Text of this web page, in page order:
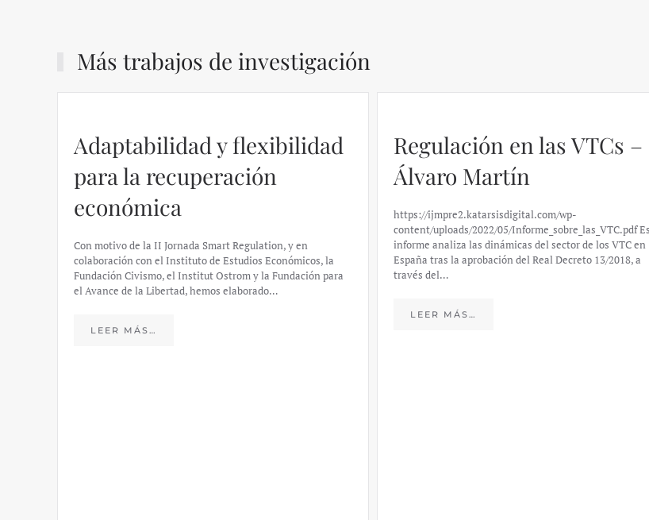
Más trabajos de investigación
Adaptabilidad y flexibilidad
para la recuperación
económica
Con motivo de la II Jornada Smart Regulation, y en
colaboración con el Instituto de Estudios Económicos, la
Fundación Civismo, el Institut Ostrom y la Fundación para
el Avance de la Libertad, hemos elaborado…
LEER MÁS…
Regulación en las VTCs –
Álvaro Martín
https://ijmpre2.katarsisdigital.com/wp-
content/uploads/2022/05/Informe_sobre_las_VTC.pdf
informe analiza las dinámicas del sector de los VTC en
España tras la aprobación del Real Decreto 13/2018, a
través del…
LEER MÁS…